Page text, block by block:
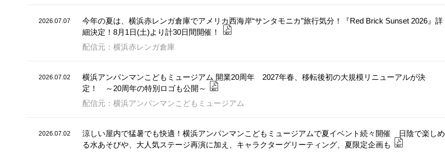
2026.07.07
今年の夏は、横浜赤レンガ倉庫でアメリカ西海岸“サンタモニカ”旅行気分！『Red Brick Sunset 2026』詳
細決定！8月1日(土)より計30日間開催！
配信元：横浜赤レンガ倉庫
2026.07.02
横浜アンパンマンこどもミュージアム 開業20周年 2027年春、移転後初の大規模リニューアルが決
定！ ～20周年の特別ロゴも公開～
配信元：横浜アンパンマンこどもミュージアム
2026.07.02
涼しい屋内で猛暑でも快適！横浜アンパンマンこどもミュージアムで夏イベント続々開催 日陰で楽しめ
る水あそびや、大人気ステージ再演に加え、キャラクターグリーティング、夏限定企画も